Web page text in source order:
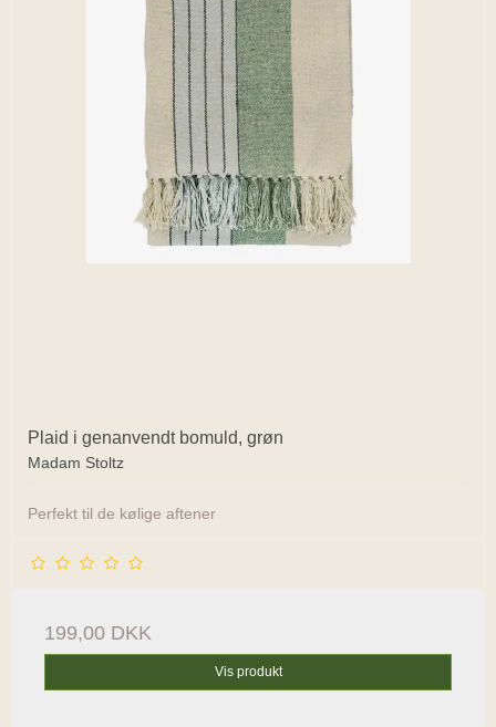
Plaid i genanvendt bomuld, grøn
Madam Stoltz
Perfekt til de kølige aftener
199,00 DKK
Vis produkt